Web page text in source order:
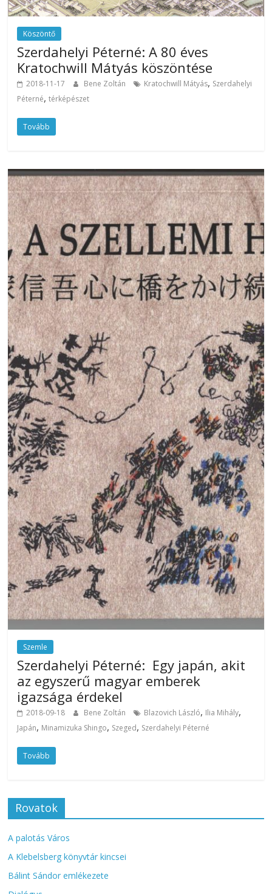
Köszöntő
Szerdahelyi Péterné: A 80 éves
Kratochwill Mátyás köszöntése
2018-11-17 Bene Zoltán Kratochwill Mátyás, Szerdahelyi
Péterné,térképészet
Tovább
Szemle
Szerdahelyi Péterné: Egy japán, akit
az egyszerű magyar emberek
igazsága érdekel
2018-09-18 Bene Zoltán Blazovich László, Ilia Mihály,
Japán, Minamizuka Shingo, Szeged, Szerdahelyi Péterné
Tovább
Rovatok
A palotás Város
A Klebelsberg könyvtár kincsei
Bálint Sándor emlékezete